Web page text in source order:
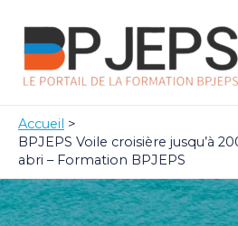
contenu
Accueil
BPJEPS Voile croisière jusqu’à
abri – Formation BPJEPS